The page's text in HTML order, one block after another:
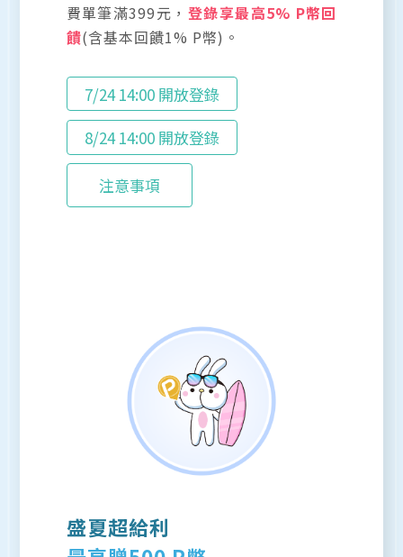
費單筆滿399元， 登錄享最高5% P幣回
饋(含基本回饋1% P幣)。
7/24 14:00 開放登錄
8/24 14:00 開放登錄
注意事項
盛夏超給利